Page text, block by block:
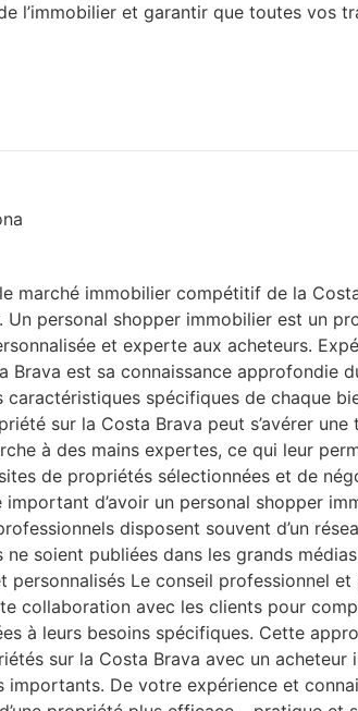
l’immobilier et garantir que toutes vos
marché immobilier compétitif de la
Un personal shopper immobilier est un
et experte aux acheteurs.
est sa connaissance approfondie
spécifiques de chaque
sur la Costa Brava peut s’avérer
à des mains expertes, ce qui leur
de propriétés sélectionnées et de
d’avoir un personal shopper
disposent souvent d’un
soient publiées dans les grands
personnalisés Le conseil professionnel
collaboration avec les clients pour
à leurs besoins spécifiques. Cette
sur la Costa Brava avec un
De votre expérience et